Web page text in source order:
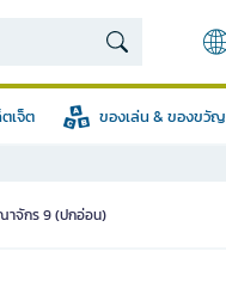
เจ็ต ของเล่น & ของขวัญ
จักร 9 (ปกอ่อน)